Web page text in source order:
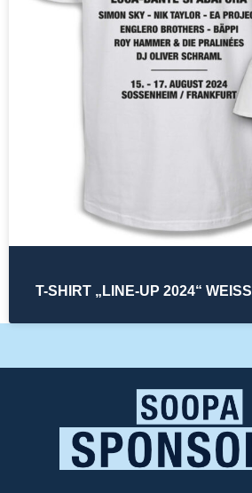
T-SHIRT „LINE-UP 2024“ WEISS